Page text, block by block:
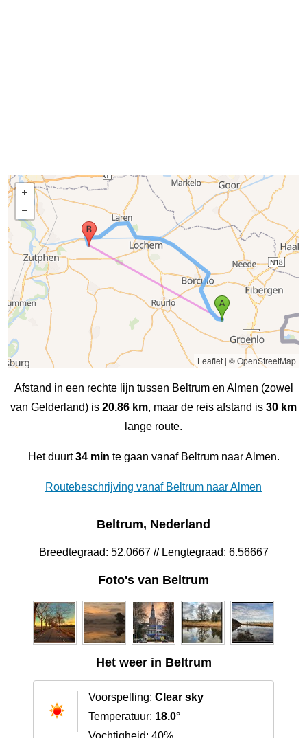
Leaflet| © OpenStreetMap
Afstand in een rechte lijn tussen Beltrum en Almen (zowel
van Gelderland) is 20.86 km, maar de reis afstand is 30 km
lange route.
Het duurt34 min te gaan vanaf Beltrum naar Almen.
Routebeschrijving vanaf Beltrum naar Almen
Beltrum, Nederland
Breedtegraad: 52.0667 // Lengtegraad: 6.56667
Foto's van Beltrum
Het weer in Beltrum
Voorspelling: Clear sky
Temperatuur: 18.0°